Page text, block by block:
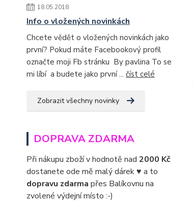
18.05.2018
Info o vložených novinkách
Chcete vědět o vložených novinkách jako
první? Pokud máte Facebookový profil
označte moji Fb stránku By pavlina To se
mi líbí a budete jako první ... číst celé
Zobrazit všechny novinky
DOPRAVA ZDARMA
Při nákupu zboží v hodnotě nad 2000 Kč
dostanete ode mě malý dárek ♥ a to
dopravu zdarma přes Balíkovnu na
zvolené výdejní místo :-)